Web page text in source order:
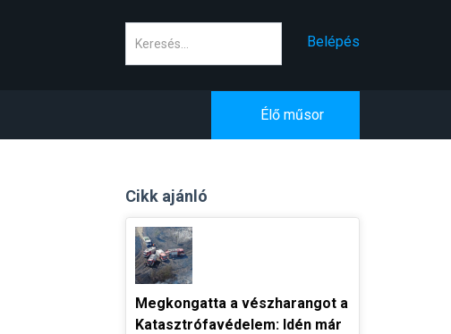
Belépés
Élő műsor
Cikk ajánló
Megkongatta a vészharangot a
Katasztrófavédelem: Idén már